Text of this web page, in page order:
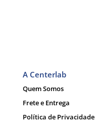
A Centerlab
Quem Somos
Frete e Entrega
Política de Privacidade